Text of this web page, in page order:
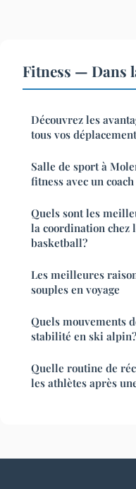
Fitness — Dans
Découvrez les
tous vos
Salle de sport à
fitness avec un
Quels sont les
la coordination chez
basketball?
Les meilleures
souples en voyage
Quels mouvements
stabilité en ski alpin?
Quelle routine de
les athlètes après